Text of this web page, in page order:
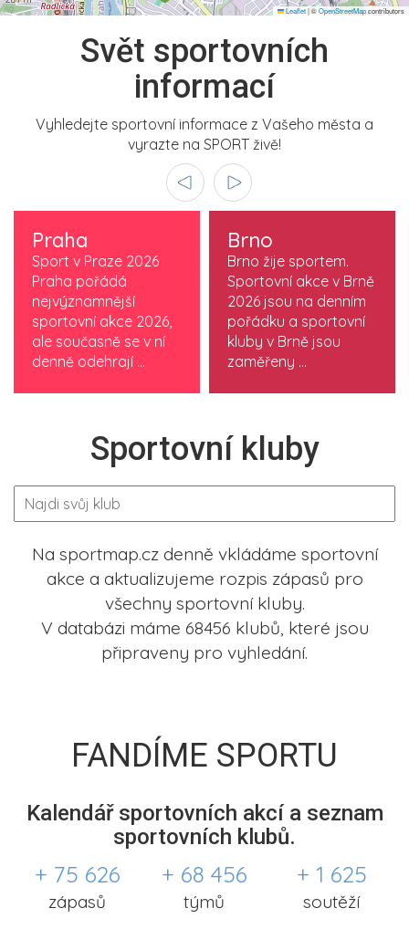
Leaflet|©OpenStreetMapcontributors
Svět sportovních
informací
Vyhledejte sportovní informace z Vašeho města a
vyrazte na SPORT živě!
Praha
Sport v Praze 2026
Praha pořádá
nejvýznamnější
sportovní akce 2026,
ale současně se v ní
denně odehrají ...
Brno
Brno žije sportem.
Sportovní akce v Brně
2026 jsou na denním
pořádku a sportovní
kluby v Brně jsou
zaměřeny ...
Sportovní kluby
Na sportmap.cz denně vkládáme sportovní
akce a aktualizujeme rozpis zápasů pro
všechny sportovní kluby.
V databázi máme 68456 klubů, které jsou
připraveny pro vyhledání.
FANDÍME SPORTU
Kalendář sportovních akcí a seznam
sportovních klubů.
+ 75 626
zápasů
+ 68 456
týmů
+ 1 625
soutěží